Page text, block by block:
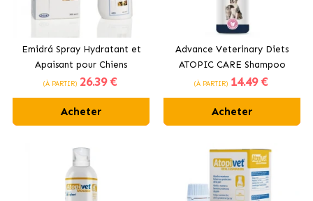
Emidrá Spray Hydratant et
Apaisant pour Chiens
(À PARTIR) 26.39 €
Acheter
Advance Veterinary Diets
ATOPIC CARE Shampoo
pour chiens
(À PARTIR) 14.49 €
Acheter